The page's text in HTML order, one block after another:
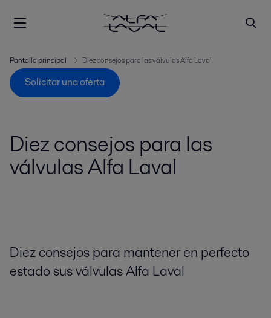
Pantalla principal Diez consejos para las válvulas Alfa Laval
Solicitar una oferta
Diez consejos para las
válvulas Alfa Laval
Diez consejos para mantener en perfecto
estado sus válvulas Alfa Laval